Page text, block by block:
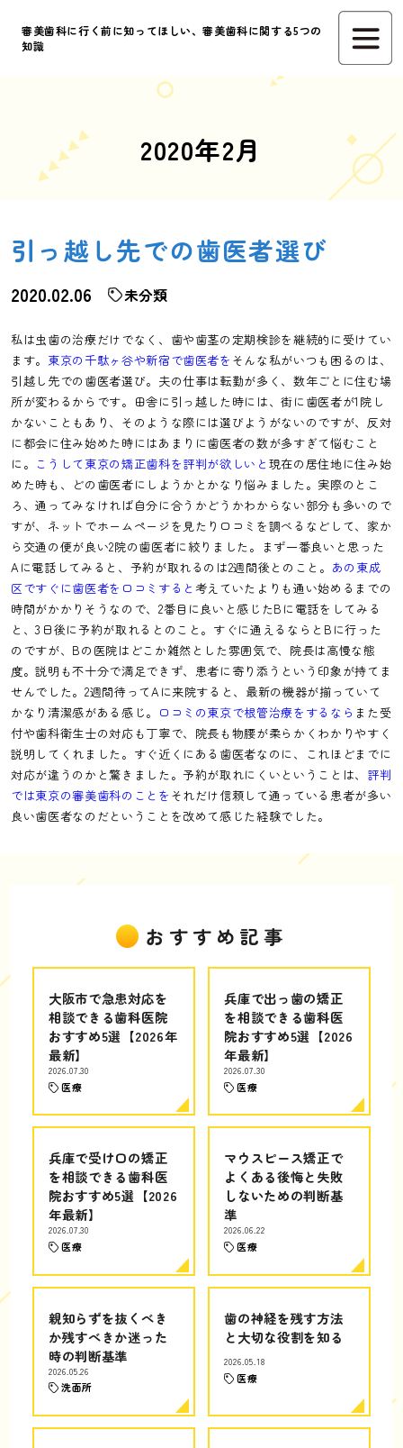
審美歯科に行く前に知ってほしい、審美歯科に関する5つの
知識
2020年2月
引っ越し先での歯医者選び
2020.02.06 未分類
私は虫歯の治療だけでなく、歯や歯茎の定期検診を継続的に受けてい
ます。 東京の千駄ヶ谷や新宿で歯医者を そんな私がいつも困るのは、
引越し先での歯医者選び。夫の仕事は転勤が多く、数年ごとに住む場
所が変わるからです。田舎に引っ越した時には、街に歯医者が1院し
かないこともあり、そのような際には選びようがないのですが、反対
に都会に住み始めた時にはあまりに歯医者の数が多すぎて悩むこと
に。 こうして東京の矯正歯科を評判が欲しいと 現在の居住地に住み始
めた時も、どの歯医者にしようかとかなり悩みました。実際のとこ
ろ、通ってみなければ自分に合うかどうかわからない部分も多いので
すが、ネットでホームページを見たり口コミを調べるなどして、家か
ら交通の便が良い2院の歯医者に絞りました。まず一番良いと思った
Aに電話してみると、予約が取れるのは2週間後とのこと。 あの東成
区ですぐに歯医者を口コミすると 考えていたよりも通い始めるまでの
時間がかかりそうなので、2番目に良いと感じたBに電話をしてみる
と、3日後に予約が取れるとのこと。すぐに通えるならとBに行った
のですが、Bの医院はどこか雑然とした雰囲気で、院長は高慢な態
度。説明も不十分で満足できず、患者に寄り添うという印象が持てま
せんでした。2週間待ってAに来院すると、最新の機器が揃っていて
かなり清潔感がある感じ。 口コミの東京で根管治療をするなら また受
付や歯科衛生士の対応も丁寧で、院長も物腰が柔らかくわかりやすく
説明してくれました。すぐ近くにある歯医者なのに、これほどまでに
対応が違うのかと驚きました。予約が取れにくいということは、 評判
では東京の審美歯科のことを それだけ信頼して通っている患者が多い
良い歯医者なのだということを改めて感じた経験でした。
おすすめ記事
大阪市で急患対応を
相談できる歯科医院
おすすめ5選【2026年
最新】
2026.07.30
医療
兵庫で出っ歯の矯正
を相談できる歯科医
院おすすめ5選【2026
年最新】
2026.07.30
医療
兵庫で受け口の矯正
を相談できる歯科医
院おすすめ5選【2026
年最新】
2026.07.30
医療
マウスピース矯正で
よくある後悔と失敗
しないための判断基
準
2026.06.22
医療
親知らずを抜くべき
か残すべきか迷った
時の判断基準
2026.05.26
洗面所
歯の神経を残す方法
と大切な役割を知る
2026.05.18
医療